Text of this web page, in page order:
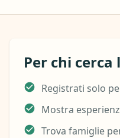
Per chi cerca
Registrati solo
Mostra
Trova famiglie